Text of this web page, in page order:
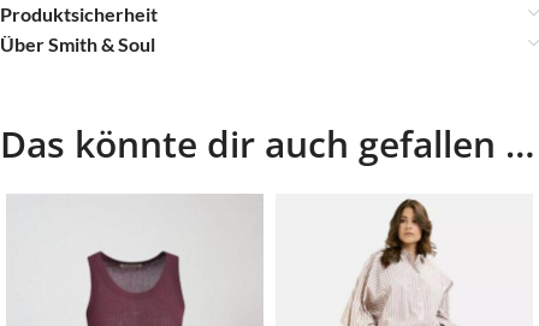
Produktsicherheit
Über Smith & Soul
Das könnte dir auch gefallen …